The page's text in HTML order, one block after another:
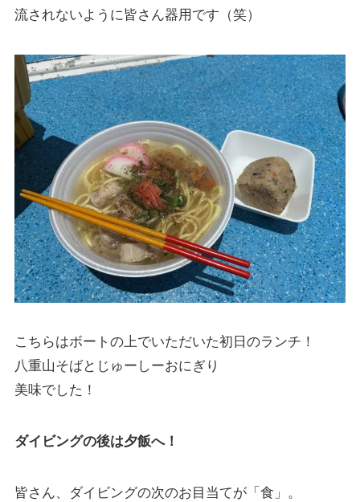
流されないように皆さん器用です（笑）
こちらはボートの上でいただいた初日のランチ！
八重山そばとじゅーしーおにぎり
美味でした！
ダイビングの後は夕飯へ！
皆さん、ダイビングの次のお目当てが「食」。